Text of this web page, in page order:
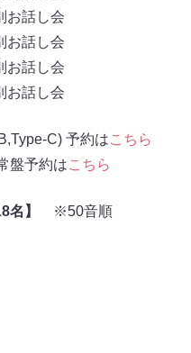
お話し会
お話し会
お話し会
お話し会
C) 予約はこちら
盤予約はこちら
名】
※50音順